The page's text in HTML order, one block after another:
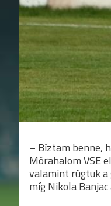
– Bíztam benne,
Mórahalom VSE
valamint rúgtuk
míg Nikola